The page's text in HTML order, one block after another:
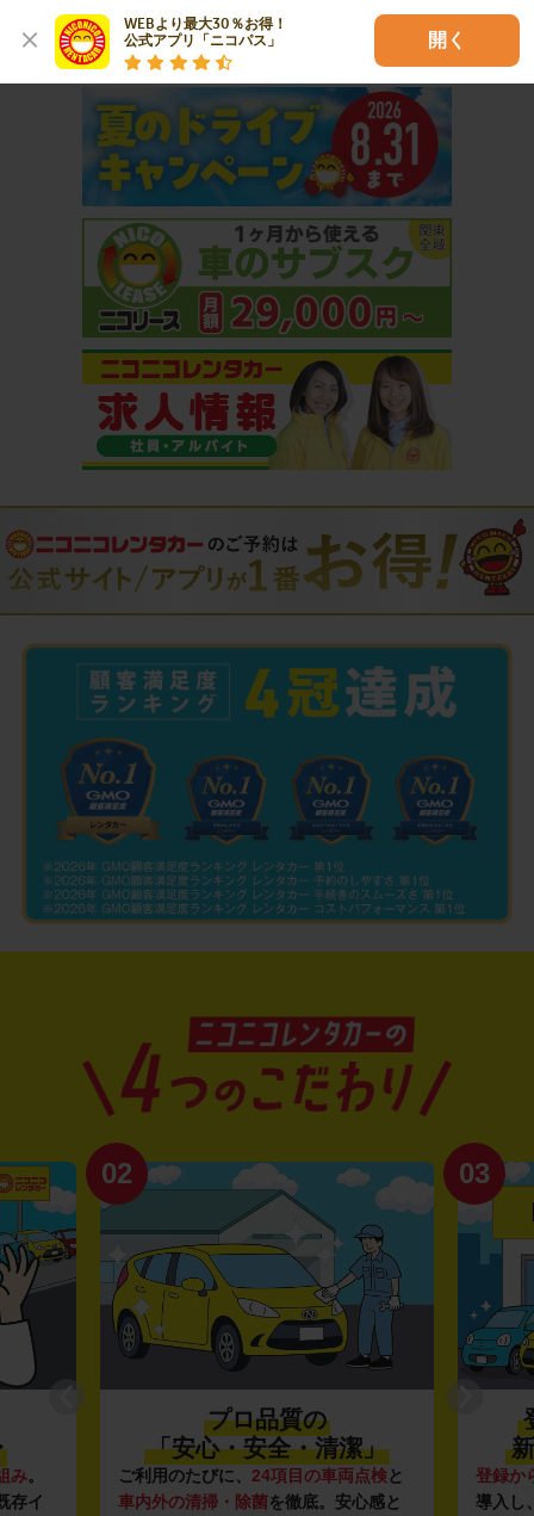
WEBより最大30％お得！
公式アプリ「ニコパス」
開く
おすすめコンテンツ
み。
存イ
02
プロ品質の
「安心・安全・清潔」
ご利用のたびに、 24項目の車両点検と
車内外の清掃・除菌を徹底。安心感と
03
登録か
導入し